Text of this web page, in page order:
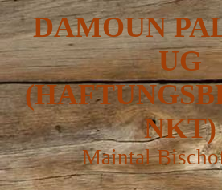
DAMOUN
UG
NKT)
Maintal